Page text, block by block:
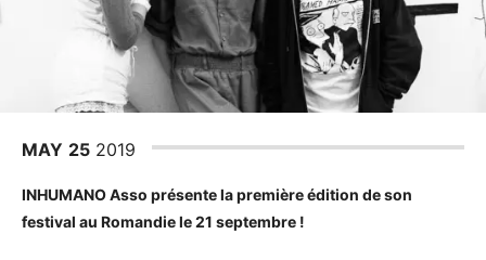
MAY 25 2019
INHUMANO Asso présente la première édition de son
festival au Romandie le 21 septembre !